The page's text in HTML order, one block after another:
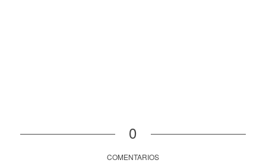
0
COMENTARIOS